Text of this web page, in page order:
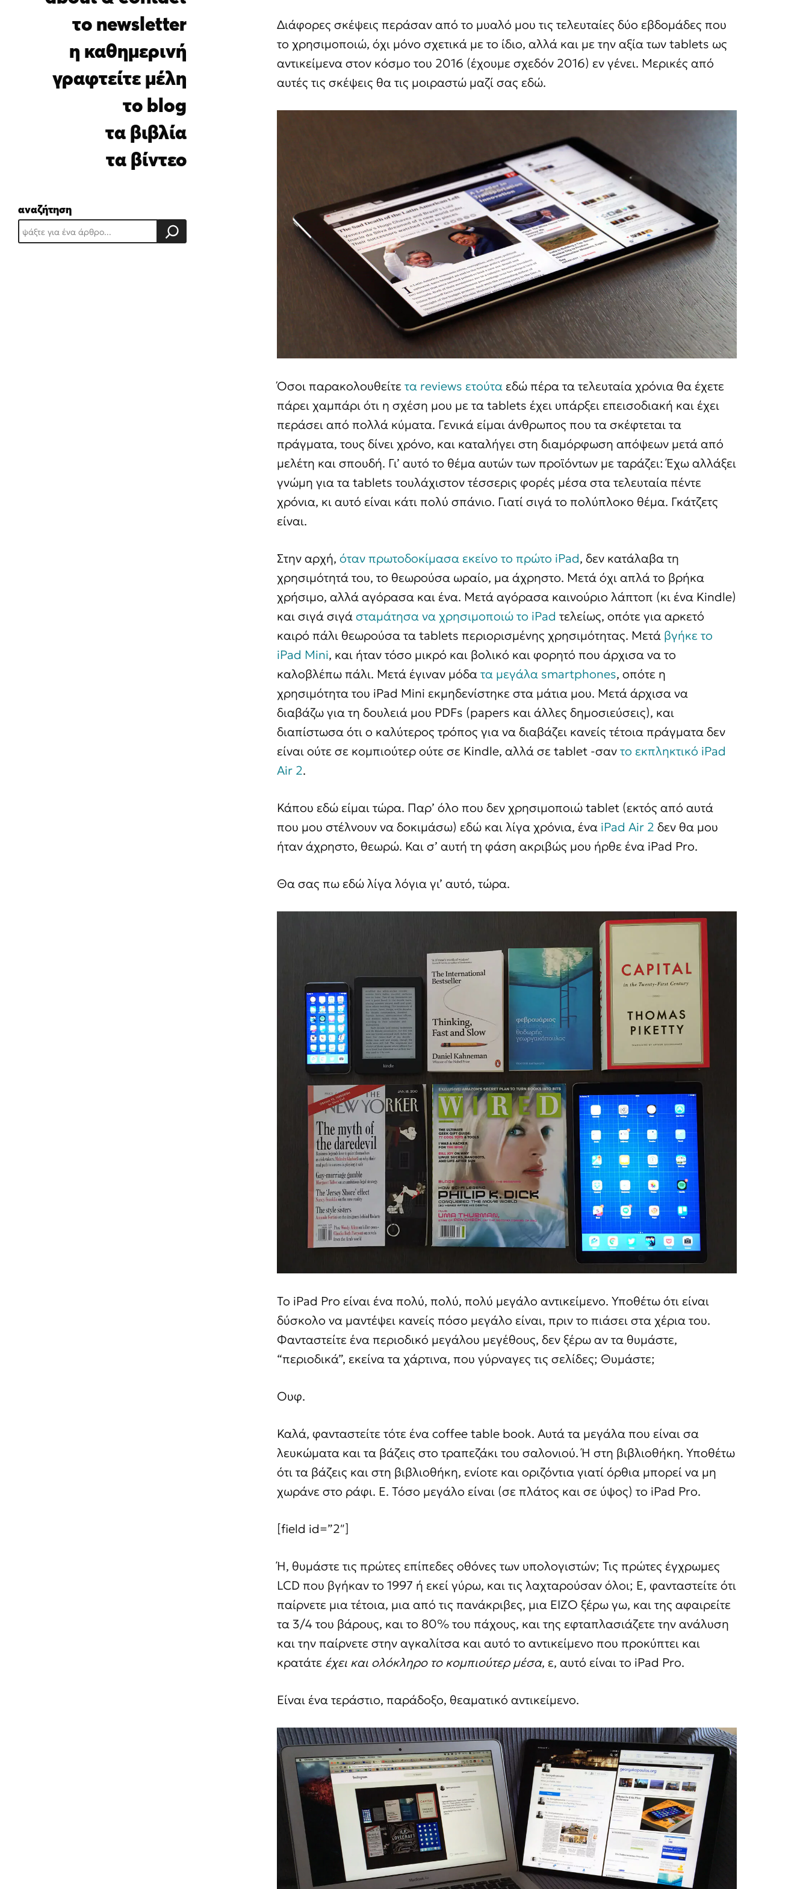
το newsletter
η καθημερινή
γραφτείτε μέλη
το blog
τα βιβλία
τα βίντεο
αναζήτηση
Διάφορες σκέψεις περάσαν από το μυαλό μου τις τελευταίες δύο εβδομάδες που
το χρησιμοποιώ, όχι μόνο σχετικά με το ίδιο, αλλά και με την αξία των tablets ως
αντικείμενα στον κόσμο του 2016 (έχουμε σχεδόν 2016) εν γένει. Μερικές από
αυτές τις σκέψεις θα τις μοιραστώ μαζί σας εδώ.
Όσοι παρακολουθείτετα reviews ετούτα εδώ πέρα τα τελευταία χρόνια θα έχετε
πάρει χαμπάρι ότι η σχέση μου με τα tablets έχει υπάρξει επεισοδιακή και έχει
περάσει από πολλά κύματα. Γενικά είμαι άνθρωπος που τα σκέφτεται τα
πράγματα, τους δίνει χρόνο, και καταλήγει στη διαμόρφωση απόψεων μετά από
μελέτη και σπουδή. Γι’ αυτό το θέμα αυτών των προϊόντων με ταράζει: Έχω αλλάξει
γνώμη για τα tablets τουλάχιστον τέσσερις φορές μέσα στα τελευταία πέντε
χρόνια, κι αυτό είναι κάτι πολύ σπάνιο. Γιατί σιγά το πολύπλοκο θέμα. Γκάτζετς
είναι.
Στην αρχή, όταν πρωτοδοκίμασα εκείνο το πρώτο iPad, δεν κατάλαβα τη
χρησιμότητά του, το θεωρούσα ωραίο, μα άχρηστο. Μετά όχι απλά το βρήκα
χρήσιμο, αλλά αγόρασα και ένα. Μετά αγόρασα καινούριο λάπτοπ (κι ένα Kindle)
και σιγά σιγάσταμάτησα να χρησιμοποιώ το iPad τελείως, οπότε για αρκετό
καιρό πάλι θεωρούσα τα tablets περιορισμένης χρησιμότητας. Μετά βγήκε το
iPad Mini, και ήταν τόσο μικρό και βολικό και φορητό που άρχισα να το
καλοβλέπω πάλι. Μετά έγιναν μόδατα μεγάλα smartphones, οπότε η
χρησιμότητα του iPad Mini εκμηδενίστηκε στα μάτια μου. Μετά άρχισα να
διαβάζω για τη δουλειά μου PDFs (papers και άλλες δημοσιεύσεις), και
διαπίστωσα ότι ο καλύτερος τρόπος για να διαβάζει κανείς τέτοια πράγματα δεν
είναι ούτε σε κομπιούτερ ούτε σε Kindle, αλλά σε tablet -σαντο εκπληκτικό iPad
Air 2.
Κάπου εδώ είμαι τώρα. Παρ’ όλο που δεν χρησιμοποιώ tablet (εκτός από αυτά
που μου στέλνουν να δοκιμάσω) εδώ και λίγα χρόνια, ένα iPad Air 2 δεν θα μου
ήταν άχρηστο, θεωρώ. Και σ’ αυτή τη φάση ακριβώς μου ήρθε ένα iPad Pro.
Θα σας πω εδώ λίγα λόγια γι’ αυτό, τώρα.
Το iPad Pro είναι ένα πολύ, πολύ, πολύ μεγάλο αντικείμενο. Υποθέτω ότι είναι
δύσκολο να μαντέψει κανείς πόσο μεγάλο είναι, πριν το πιάσει στα χέρια του.
Φανταστείτε ένα περιοδικό μεγάλου μεγέθους, δεν ξέρω αν τα θυμάστε,
“περιοδικά”, εκείνα τα χάρτινα, που γύρναγες τις σελίδες; Θυμάστε;
Ουφ.
Καλά, φανταστείτε τότε ένα coffee table book. Αυτά τα μεγάλα που είναι σα
λευκώματα και τα βάζεις στο τραπεζάκι του σαλονιού. Ή στη βιβλιοθήκη. Υποθέτω
ότι τα βάζεις και στη βιβλιοθήκη, ενίοτε και οριζόντια γιατί όρθια μπορεί να μη
χωράνε στο ράφι. Ε. Τόσο μεγάλο είναι (σε πλάτος και σε ύψος) το iPad Pro.
[field id=”2″]
Ή, θυμάστε τις πρώτες επίπεδες οθόνες των υπολογιστών; Τις πρώτες έγχρωμες
LCD που βγήκαν το 1997 ή εκεί γύρω, και τις λαχταρούσαν όλοι; Ε, φανταστείτε ότι
παίρνετε μια τέτοια, μια από τις πανάκριβες, μια EIZO ξέρω γω, και της αφαιρείτε
τα 3/4 του βάρους, και το 80% του πάχους, και της εφταπλασιάζετε την ανάλυση
και την παίρνετε στην αγκαλίτσα και αυτό το αντικείμενο που προκύπτει και
κρατάτε έχει και ολόκληρο το κομπιούτερ μέσα, ε, αυτό είναι το iPad Pro.
Είναι ένα τεράστιο, παράδοξο, θεαματικό αντικείμενο.